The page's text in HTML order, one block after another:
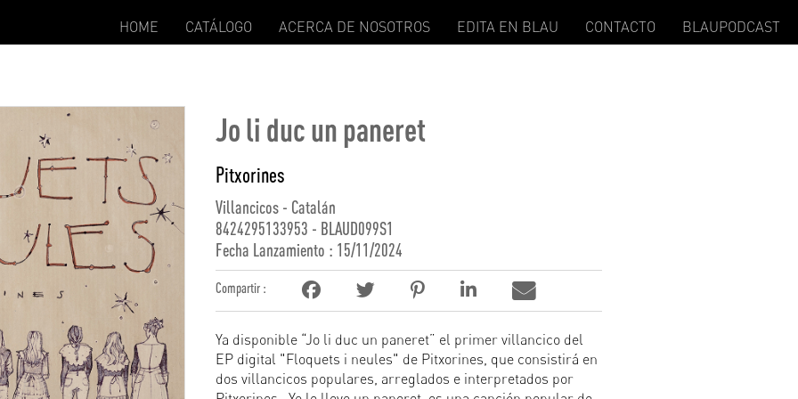
HOME CATÁLOGO ACERCA DE NOSOTROS EDITA EN BLAU CONTACTO BLAUPODCAST
Jo li duc un paneret
Pitxorines
Villancicos - Catalán
8424295133953 - BLAUD099S1
Fecha Lanzamiento : 15/11/2024
Compartir :
Ya disponible “Jo li duc un paneret” el primer villancico del
EP digital "Floquets i neules" de Pitxorines, que consistirá en
dos villancicos populares, arreglados e interpretados por